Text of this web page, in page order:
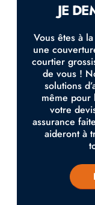
JE
Vous êtes à
une
courtier
de vous !
solutions
même pour
votre
assurance
aideront à